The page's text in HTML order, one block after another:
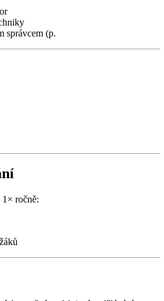
správcem (p.
ročně: